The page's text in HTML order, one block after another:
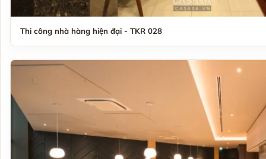
Thi công nhà hàng hiện đại - TKR 028